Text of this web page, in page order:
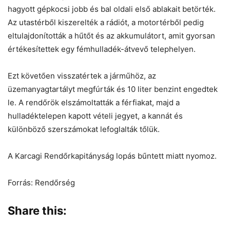
hagyott gépkocsi jobb és bal oldali első ablakait betörték.
Az utastérből kiszerelték a rádiót, a motortérből pedig
eltulajdonították a hűtőt és az akkumulátort, amit gyorsan
értékesítettek egy fémhulladék-átvevő telephelyen.
Ezt követően visszatértek a járműhöz, az
üzemanyagtartályt megfúrták és 10 liter benzint engedtek
le. A rendőrök elszámoltatták a férfiakat, majd a
hulladéktelepen kapott vételi jegyet, a kannát és
különböző szerszámokat lefoglalták tőlük.
A Karcagi Rendőrkapitányság lopás bűntett miatt nyomoz.
Forrás: Rendőrség
Share this: